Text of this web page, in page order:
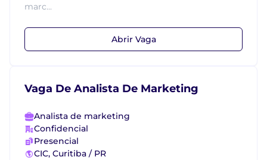
marc...
Abrir Vaga
Vaga De Analista De Marketing
Analista de marketing
Confidencial
Presencial
CIC, Curitiba / PR